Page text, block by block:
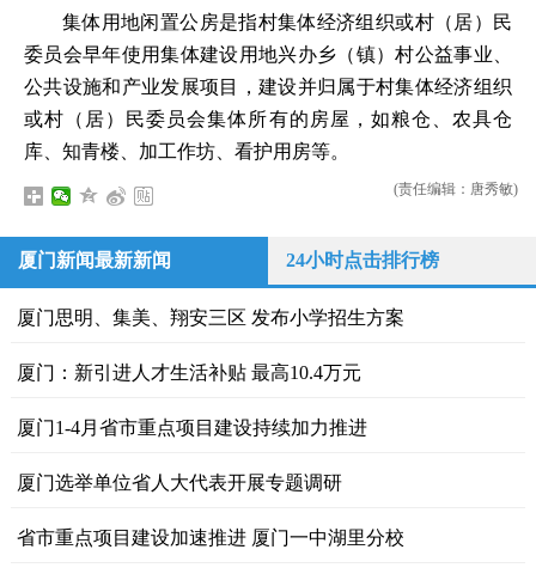
集体用地闲置公房是指村集体经济组织或村（居）民
委员会早年使用集体建设用地兴办乡（镇）村公益事业、
公共设施和产业发展项目，建设并归属于村集体经济组织
或村（居）民委员会集体所有的房屋，如粮仓、农具仓
库、知青楼、加工作坊、看护用房等。
(责任编辑：唐秀敏)
厦门新闻最新新闻 24小时点击排行榜
厦门思明、集美、翔安三区 发布小学招生方案
厦门：新引进人才生活补贴 最高10.4万元
厦门1-4月省市重点项目建设持续加力推进
厦门选举单位省人大代表开展专题调研
省市重点项目建设加速推进 厦门一中湖里分校